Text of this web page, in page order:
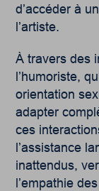
d’accéder à
l’artiste.
À travers des
l’humoriste,
orientation
adapter
ces
l’assistance
inattendus,
l’empathie